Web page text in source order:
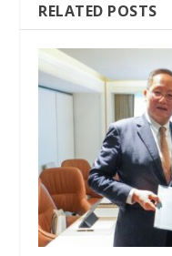
RELATED POSTS